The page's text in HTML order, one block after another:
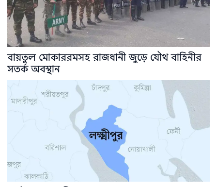
বায়তুল মোকাররমসহ রাজধানী জুড়ে যৌথ বাহিনীর
সতর্ক অবস্থান